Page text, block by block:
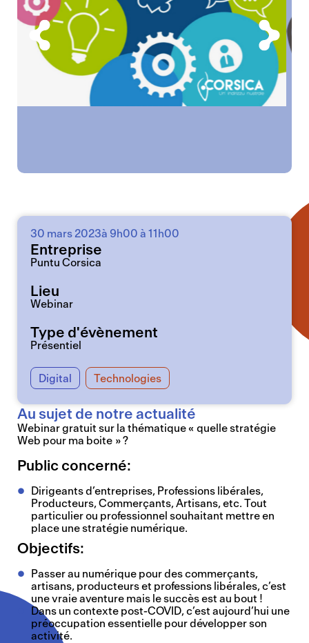
30 mars 2023à 9h00 à 11h00
Entreprise
Puntu Corsica
Lieu
Webinar
Type d'évènement
Présentiel
Digital Technologies
Au sujet de notre actualité
Webinar gratuit sur la thématique « quelle stratégie
Web pour ma boite » ?
Public concerné:
Dirigeants d’entreprises, Professions libérales,
Producteurs, Commerçants, Artisans, etc. Tout
particulier ou professionnel souhaitant mettre en
place une stratégie numérique.
Objectifs:
Passer au numérique pour des commerçants,
artisans, producteurs et professions libérales, c’est
une vraie aventure mais le succès est au bout !
Dans un contexte post-COVID, c’est aujourd’hui une
préoccupation essentielle pour développer son
activité.